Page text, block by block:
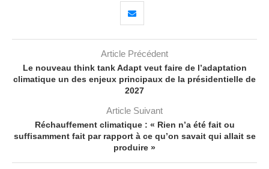
Article Précédent
Le nouveau think tank Adapt veut faire de l’adaptation
climatique un des enjeux principaux de la présidentielle de
2027
Article Suivant
Réchauffement climatique : « Rien n’a été fait ou
suffisamment fait par rapport à ce qu’on savait qui allait se
produire »